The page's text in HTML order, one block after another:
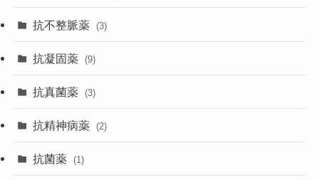
抗不整脈薬 (3)
抗凝固薬 (9)
抗真菌薬 (3)
抗精神病薬 (2)
抗菌薬 (1)